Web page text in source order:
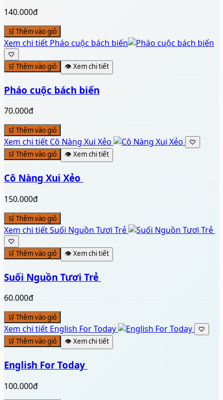
140.000đ
🛒 Thêm vào giỏ
Xem chi tiết Pháo cuộc bách biến
♡
🛒 Thêm vào giỏ
👁️ Xem chi tiết
Pháo cuộc bách biến
70.000đ
🛒 Thêm vào giỏ
Xem chi tiết Cô Nàng Xui Xẻo ️
♡
🛒 Thêm vào giỏ
👁️ Xem chi tiết
Cô Nàng Xui Xẻo ️
150.000đ
🛒 Thêm vào giỏ
Xem chi tiếtSuối Nguồn Tươi Trẻ ️
♡
🛒 Thêm vào giỏ
👁️ Xem chi tiết
Suối Nguồn Tươi Trẻ ️
60.000đ
🛒 Thêm vào giỏ
Xem chi tiết English For Today ️
♡
🛒 Thêm vào giỏ
👁️ Xem chi tiết
English For Today ️
100.000đ